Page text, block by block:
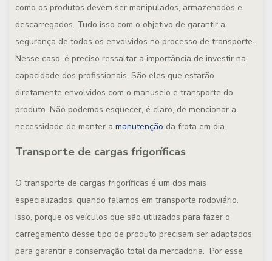
como os produtos devem ser manipulados, armazenados e
descarregados. Tudo isso com o objetivo de garantir a
segurança de todos os envolvidos no processo de transporte.
Nesse caso, é preciso ressaltar a importância de investir na
capacidade dos profissionais. São eles que estarão
diretamente envolvidos com o manuseio e transporte do
produto. Não podemos esquecer, é claro, de mencionar a
necessidade de manter a manutenção da frota em dia.
Transporte de cargas frigoríficas
O transporte de cargas frigoríficas é um dos mais
especializados, quando falamos em transporte rodoviário.
Isso, porque os veículos que são utilizados para fazer o
carregamento desse tipo de produto precisam ser adaptados
para garantir a conservação total da mercadoria. Por esse